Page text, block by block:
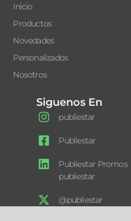
Inicio
Productos
Novedades
Personalizados
Nosotros
Siguenos En
publiestar
Publiestar
Publiestar Promos
publiestar
@publiestar